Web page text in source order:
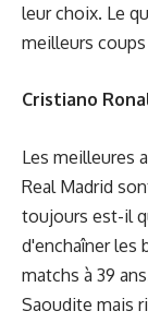
leur choix. Le
meilleurs
Cristiano
Les meilleures
Real Madrid
toujours est-il
d'enchaîner les
matchs à 39
Saoudite mais